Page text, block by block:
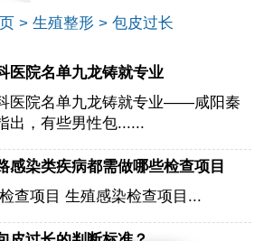
> 生殖整形 > 包皮过长
医院名单九龙铸就专业
医院名单九龙铸就专业——咸阳秦
出，有些男性包......
感染类疾病都需做哪些检查项目
查项目 生殖感染检查项目...